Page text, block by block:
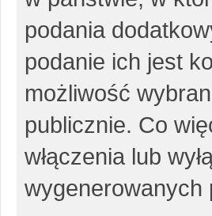
podania
podanie ich jest
możliwość
publicznie. Co
włączenia lub
wygenerowanych